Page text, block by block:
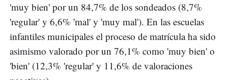
'muy bien' por un 84,7% de los sondeados (8,7%
'regular' y 6,6% 'mal' y 'muy mal'). En las escuelas
infantiles municipales el proceso de matrícula ha sido
asimismo valorado por un 76,1% como 'muy bien' o
'bien' (12,3% 'regular' y 11,6% de valoraciones